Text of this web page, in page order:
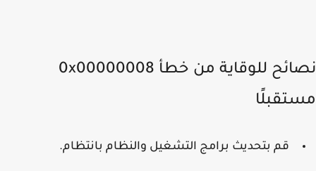
نصائح للوقاية من خطأ 0x00000008
قم بتحديث برامج التشغيل والنظام بانتظام.